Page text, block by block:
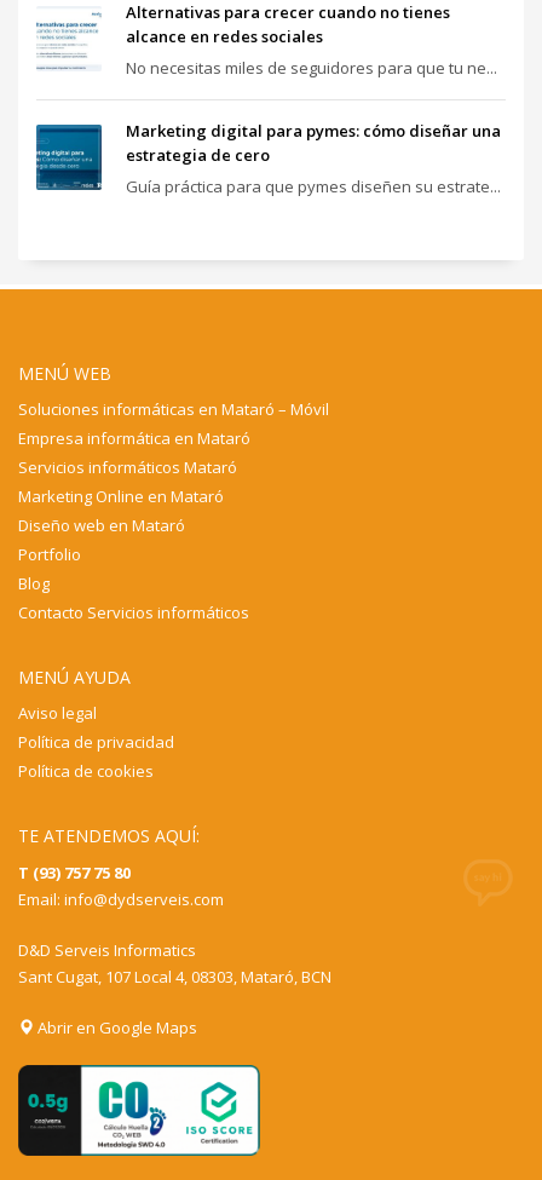
Alternativas para crecer cuando no tienes
alcance en redes sociales
No necesitas miles de seguidores para que tu ne...
Marketing digital para pymes: cómo diseñar una
estrategia de cero
Guía práctica para que pymes diseñen su estrate...
MENÚ WEB
Soluciones informáticas en Mataró – Móvil
Empresa informática en Mataró
Servicios informáticos Mataró
Marketing Online en Mataró
Diseño web en Mataró
Portfolio
Blog
Contacto Servicios informáticos
MENÚ AYUDA
Aviso legal
Política de privacidad
Política de cookies
TE ATENDEMOS AQUÍ:
T (93) 757 75 80
Email: info@dydserveis.com
D&D Serveis Informatics
Sant Cugat, 107 Local 4, 08303, Mataró, BCN
Abrir en Google Maps